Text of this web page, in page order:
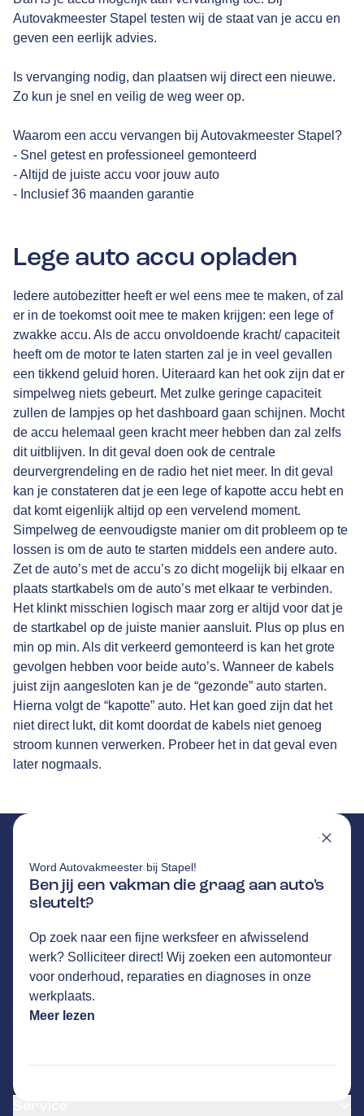
Autovakmeester Stapel testen wij de staat van je accu en
geven een eerlijk advies.
Is vervanging nodig, dan plaatsen wij direct een nieuwe.
Zo kun je snel en veilig de weg weer op.
Waarom een accu vervangen bij Autovakmeester Stapel?
- Snel getest en professioneel gemonteerd
- Altijd de juiste accu voor jouw auto
- Inclusief 36 maanden garantie
Lege auto accu opladen
Iedere autobezitter heeft er wel eens mee te maken, of zal
er in de toekomst ooit mee te maken krijgen: een lege of
zwakke accu. Als de accu onvoldoende kracht/ capaciteit
heeft om de motor te laten starten zal je in veel gevallen
een tikkend geluid horen. Uiteraard kan het ook zijn dat er
simpelweg niets gebeurt. Met zulke geringe capaciteit
zullen de lampjes op het dashboard gaan schijnen. Mocht
de accu helemaal geen kracht meer hebben dan zal zelfs
dit uitblijven. In dit geval doen ook de centrale
deurvergrendeling en de radio het niet meer. In dit geval
kan je constateren dat je een lege of kapotte accu hebt en
dat komt eigenlijk altijd op een vervelend moment.
Simpelweg de eenvoudigste manier om dit probleem op te
lossen is om de auto te starten middels een andere auto.
Zet de auto’s met de accu’s zo dicht mogelijk bij elkaar en
plaats startkabels om de auto’s met elkaar te verbinden.
Het klinkt misschien logisch maar zorg er altijd voor dat je
de startkabel op de juiste manier aansluit. Plus op plus en
min op min. Als dit verkeerd gemonteerd is kan het grote
gevolgen hebben voor beide auto’s. Wanneer de kabels
juist zijn aangesloten kan je de “gezonde” auto starten.
Hierna volgt de “kapotte” auto. Het kan goed zijn dat het
niet direct lukt, dit komt doordat de kabels niet genoeg
stroom kunnen verwerken. Probeer het in dat geval even
later nogmaals.
Ben jij een vakman die graag aan auto's
sleutelt?
Word Autovakmeester bij Stapel!
Op zoek naar een fijne werksfeer en afwisselend
werk? Solliciteer direct! Wij zoeken een automonteur
voor onderhoud, reparaties en diagnoses in onze
werkplaats.
Meer lezen
STAPEL
Industrieweg 16,7951 CXStaphorst
329klanten waarderen Autovakmeester Stapel
gemiddeld met een 9.3
APK